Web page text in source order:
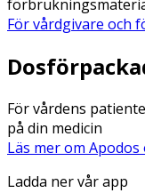
För vårdgivare och
För vårdens
på din medicin
Läs mer om Apodos
Ladda ner vår app